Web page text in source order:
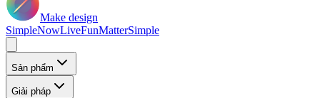
Make design
SimpleNowLiveFunMatterSimple
Sản phẩm
Giải pháp